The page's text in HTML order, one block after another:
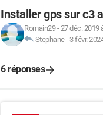
Installer gps sur c3
Romain29-27 déc. 2019
Stephane- 3 févr.
6 réponses